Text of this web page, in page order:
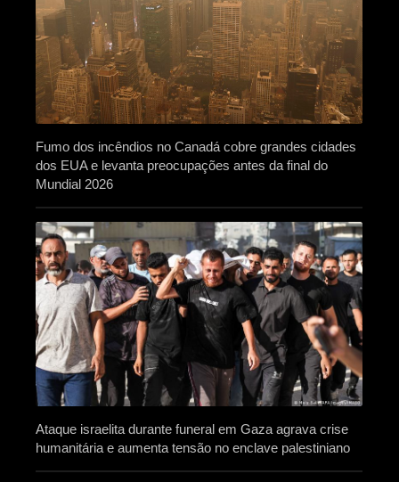
Fumo dos incêndios no Canadá cobre grandes cidades
dos EUA e levanta preocupações antes da final do
Mundial 2026
Ataque israelita durante funeral em Gaza agrava crise
humanitária e aumenta tensão no enclave palestiniano